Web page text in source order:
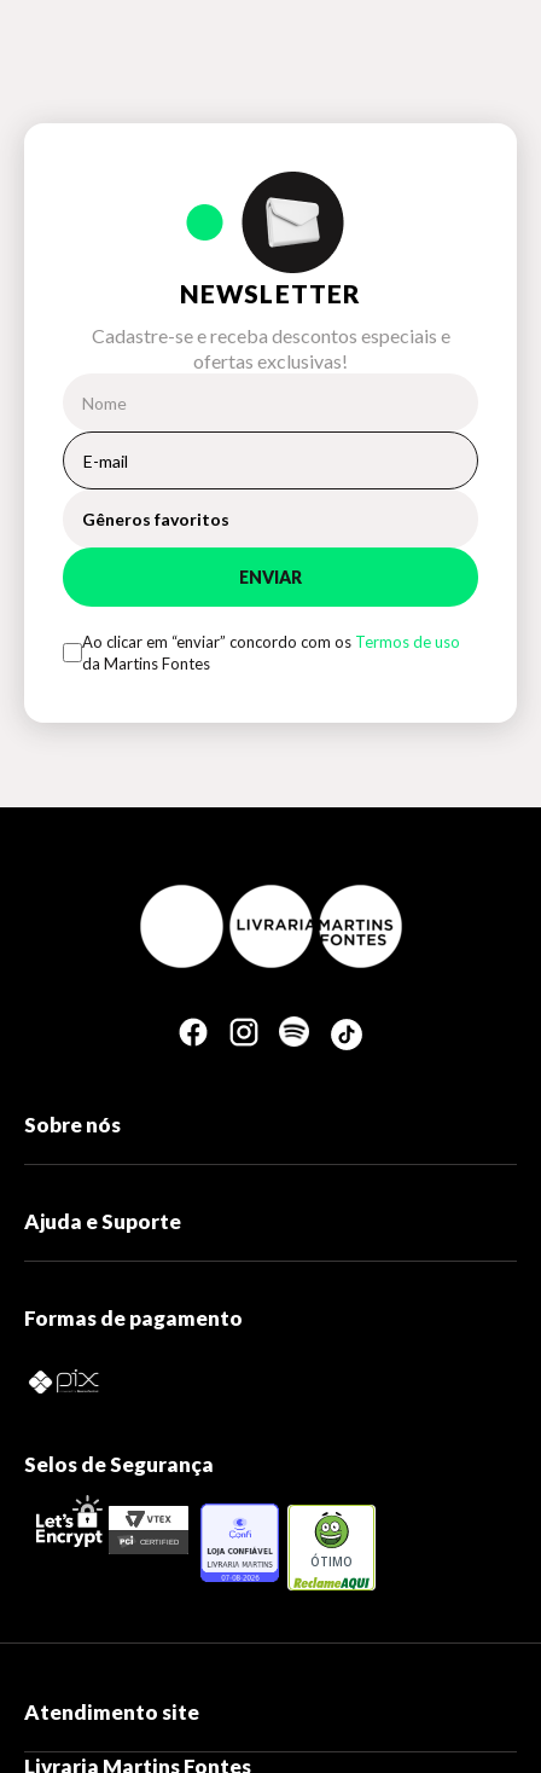
NEWSLETTER
Cadastre-se e receba descontos especiais e
ofertas exclusivas!
Gêneros favoritos
ENVIAR
Ao clicar em “enviar” concordo com os Termos de uso
da Martins Fontes
Sobre nós
Ajuda e Suporte
Formas de pagamento
Selos de Segurança
ÓTIMO
Atendimento site
Livraria Martins Fontes